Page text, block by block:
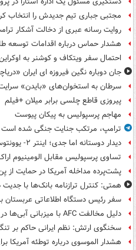
مجتبی جباری تیم جدیدش را انتخاب
روایت رسانه عبری از دخالت آشکار
هشدار حماس درباره اقدامات توسعه
احتمال سفر ویتکاف و کوشنر به
جان دوباره نگین فیروزه ای ایران
سرطان به استخوان‌های «بایدن»
پیروزی قاطع چلسی برابر میلان +فیلم
مهاجم پرسپولیس به پیکان پیوست
ترامپ، مرتکب جنایت جنگی شده است
دیدار دوستانه اما جدی؛ اینتر ۲- یوونتوس ۱ +فیلم
تساوی پرسپولیس مقابل الومینیوم
پشت‌پرده مداخله آمریکا در حمایت از
همتی: کنترل ترازنامه بانک‌ها با
سفر رئیس دستگاه اطلاعاتی عربستان
دلیل مخالفت AFC با میزبانی آبی‌ها در عراق
سخنگوی ارتش: نظم ایرانی حاکم بر
هشدار الموسوی درباره توطئه آمریکا